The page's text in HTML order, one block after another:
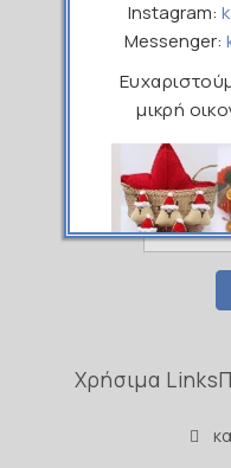
Χρήσιμα Links
Instagram:
Messenger:
μικρή